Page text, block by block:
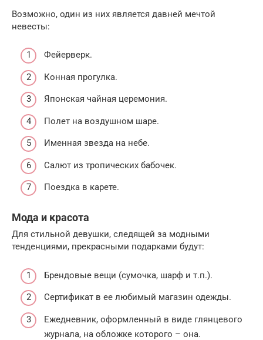
Возможно, один из них является давней мечтой
невесты:
Фейерверк.
Конная прогулка.
Японская чайная церемония.
Полет на воздушном шаре.
Именная звезда на небе.
Салют из тропических бабочек.
Поездка в карете.
Мода и красота
Для стильной девушки, следящей за модными
тенденциями, прекрасными подарками будут:
Брендовые вещи (сумочка, шарф и т.п.).
Сертификат в ее любимый магазин одежды.
Ежедневник, оформленный в виде глянцевого
журнала, на обложке которого – она.